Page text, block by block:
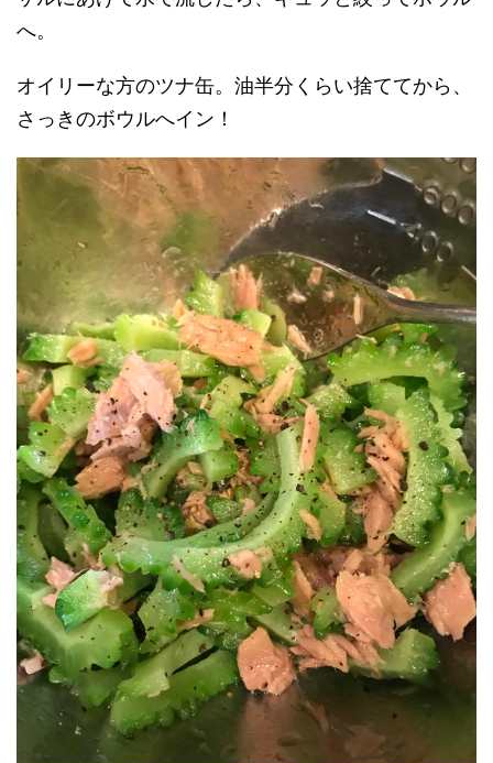
へ。
オイリーな方のツナ缶。油半分くらい捨ててから、
さっきのボウルへイン！